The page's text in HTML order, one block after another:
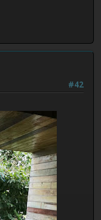
#42